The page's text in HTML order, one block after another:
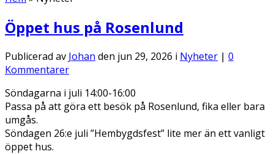
Öppet hus på Rosenlund
Publicerad av Johan den jun 29, 2026 i Nyheter | 0
Kommentarer
Söndagarna i juli 14:00-16:00
Passa på att göra ett besök på Rosenlund, fika eller bara
umgås.
Söndagen 26:e juli ”Hembygdsfest” lite mer än ett vanligt
öppet hus.